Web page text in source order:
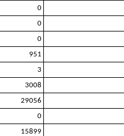
0
0
0
951
3
3008
29056
0
15899